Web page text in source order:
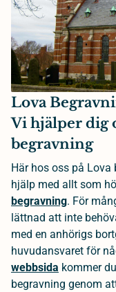
Lova
Vi hjälper dig
begravning
Här hos oss på
hjälp med allt som
begravning. För
lättnad att inte
med en anhörigs
huvudansvaret för
webbsida kommer
begravning genom